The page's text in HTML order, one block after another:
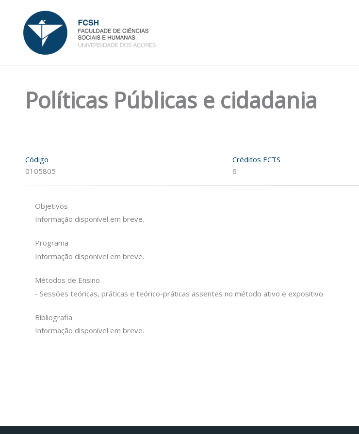
content
Políticas Públicas e cidadania
Código
0105805
Créditos ECTS
6
Objetivos
Informação disponível em breve.
Programa
Informação disponível em breve.
Métodos de Ensino
- Sessões teóricas, práticas e teórico-práticas assentes no método ativo e expositivo.
Bibliografia
Informação disponível em breve.
Facebook
Instagram da FCTPortal da UAc